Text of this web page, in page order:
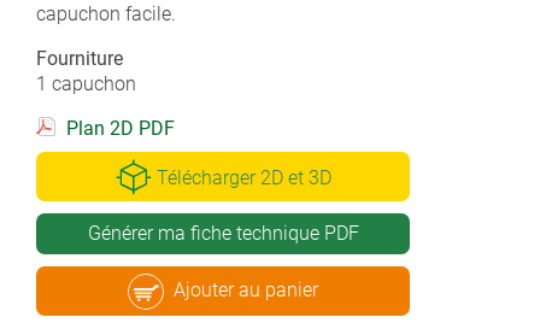
capuchon facile.
Fourniture
1 capuchon
Plan 2D PDF
Télécharger 2D et 3D
Générer ma fiche technique PDF
Ajouter au panier